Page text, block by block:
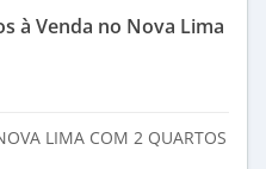
à Venda no Nova Lima
LIMA COM 2 QUARTOS